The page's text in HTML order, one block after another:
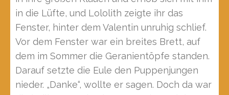
in die Lüfte, und Lololith zeigte ihr das
Fenster, hinter dem Valentin unruhig schlief.
Vor dem Fenster war ein breites Brett, auf
dem im Sommer die Geranientöpfe standen.
Darauf setzte die Eule den Puppenjungen
nieder. „Danke“, wollte er sagen. Doch da war